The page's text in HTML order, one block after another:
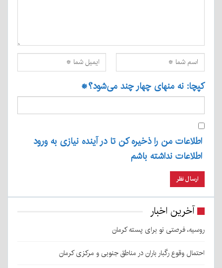
کپچا: نه منهای چهار چند می‌شود؟*
اطلاعات من را ذخیره کن تا در آینده نیازی به ورود
اطلاعات نداشته باشم
آخرین اخبار
روسیه، فرصتی نو برای پسته کرمان
احتمال وقوع رگبار باران در مناطق جنوبی و مرکزی کرمان